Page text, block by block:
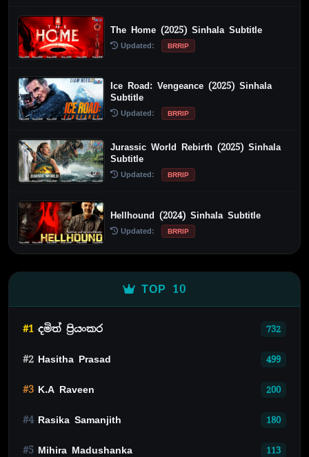
The Home (2025) Sinhala Subtitle
Updated: BRRIP
Ice Road: Vengeance (2025) Sinhala
Subtitle
Updated: BRRIP
Jurassic World Rebirth (2025) Sinhala
Subtitle
Updated: BRRIP
Hellhound (2024) Sinhala Subtitle
Updated: BRRIP
TOP 10
#1 දමිත් ප්‍රියංකර 732
#2 Hasitha Prasad 499
#3 K.A Raveen 200
#4 Rasika Samanjith 180
#5 Mihira Madushanka 113